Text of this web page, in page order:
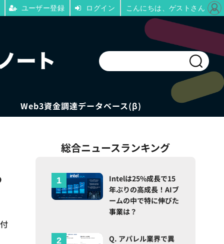
Web3資金調達データベース(β)
総合ニュースランキング
Intelは25%成長で15
年ぶりの高成長！AIブ
ームの中で特に伸びた
事業は？
Q. アパレル業界で異
ユーザー登録 ログイン こんにちは、ゲストさん